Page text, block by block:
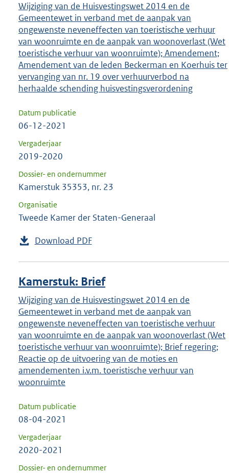
Wijziging van de Huisvestingswet 2014 en de
Gemeentewet in verband met de aanpak van
ongewenste neveneffecten van toeristische verhuur
van woonruimte en de aanpak van woonoverlast (Wet
toeristische verhuur van woonruimte); Amendement;
Amendement van de leden Beckerman en Koerhuis ter
vervanging van nr. 19 over verhuurverbod na
herhaalde schending huisvestingsverordening
Datum publicatie
06-12-2021
Vergaderjaar
2019-2020
Dossier- en ondernummer
Kamerstuk 35353, nr. 23
Organisatie
Tweede Kamer der Staten-Generaal
Download PDF
Kamerstuk: Brief
Wijziging van de Huisvestingswet 2014 en de
Gemeentewet in verband met de aanpak van
ongewenste neveneffecten van toeristische verhuur
van woonruimte en de aanpak van woonoverlast (Wet
toeristische verhuur van woonruimte); Brief regering;
Reactie op de uitvoering van de moties en
amendementen i.v.m. toeristische verhuur van
woonruimte
Datum publicatie
08-04-2021
Vergaderjaar
2020-2021
Dossier- en ondernummer